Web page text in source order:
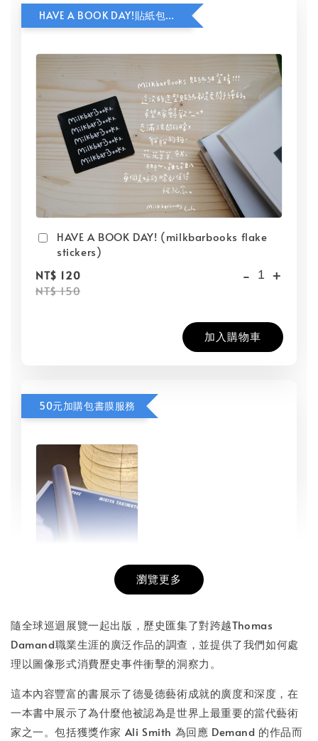
HAVE A BOOK DAY!貼紙包加價購
HAVE A BOOK DAY! (milkbarbooks flake
stickers)
NT$ 120
NT$ 150
- +
加入購物車
50元加購包書膜服務
NT$ 50
NT$ 100
- +
加入購物車
瀏覽更多
隨全球巡迴展覽一起出版，歷史匯集了對跨越Thomas
Damand職業生涯的廣泛作品的調查，並提供了我們如何處
理以圖像形式消費歷史事件衝擊的洞察力。
這本內容豐富的書展示了德曼德藝術成就的廣度和深度，在
一本書中展示了為什麼他被認為是世界上最重要的當代藝術
家之一。包括獲獎作家 Ali Smith 為回應 Demand 的作品而